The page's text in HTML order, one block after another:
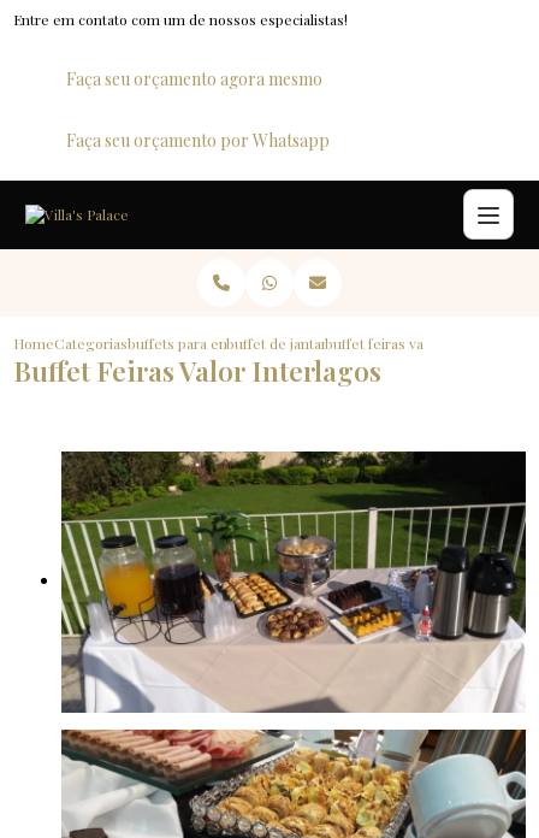
Entre em contato com um de nossos especialistas!
Faça seu orçamento agora mesmo
Faça seu orçamento por Whatsapp
HomeCategoriasbuffets para empresasbuffet de jantar para empresas
buffet feiras valor interlagos
Buffet Feiras Valor Interlagos